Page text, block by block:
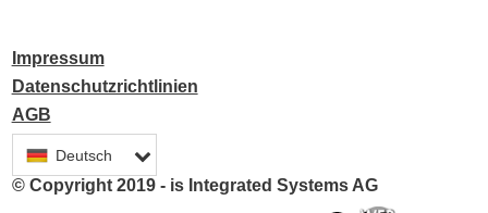
Impressum
Datenschutzrichtlinien
AGB
Deutsch
© Copyright 2019 - is Integrated Systems AG